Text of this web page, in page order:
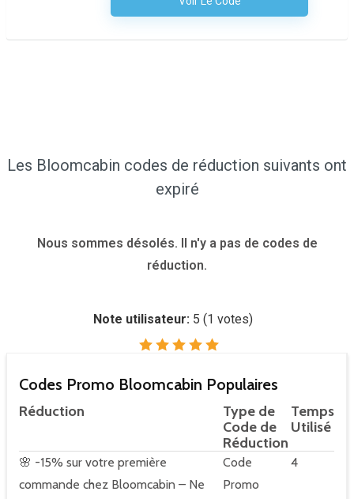
Les Bloomcabin codes de réduction suivants ont
expiré
Nous sommes désolés. Il n'y a pas de codes de
réduction.
Note utilisateur: 5 (1 votes)
Codes Promo Bloomcabin Populaires
Réduction
Type de
Code de
Réduction
Temps
Utilisé
🌸 -15% sur votre première
commande chez Bloomcabin – Ne
Code
Promo
4